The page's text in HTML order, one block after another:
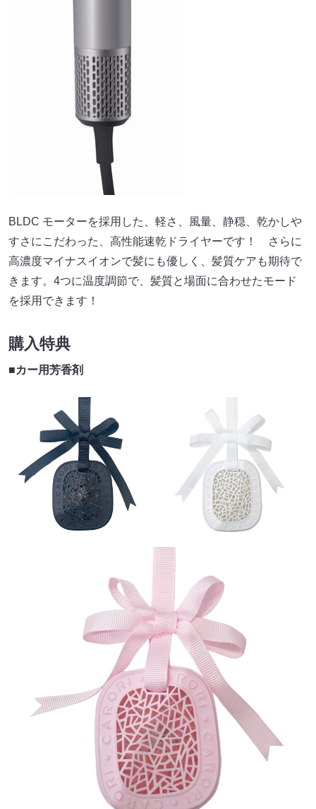
BLDC モーターを採用した、軽さ、風量、静穏、乾かしや
すさにこだわった、高性能速乾ドライヤーです！ さらに
高濃度マイナスイオンで髪にも優しく、髪質ケアも期待で
きます。4つに温度調節で、髪質と場面に合わせたモード
を採用できます！
購入特典
■カー用芳香剤